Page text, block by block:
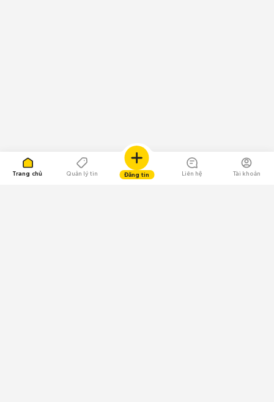
Trang chủ Quản lý tin Đăng tin Liên hệ Tài khoản